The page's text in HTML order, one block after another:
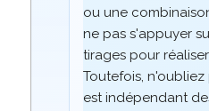
ou une
ne pas s'appuyer
tirages pour
Toutefois,
est indépendant